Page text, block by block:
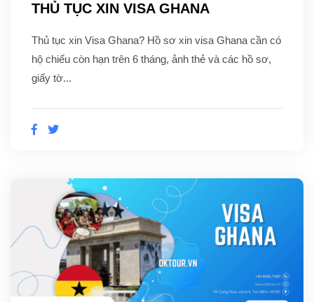
THỦ TỤC XIN VISA GHANA
Thủ tục xin Visa Ghana? Hồ sơ xin visa Ghana cần có
hộ chiếu còn hạn trên 6 tháng, ảnh thẻ và các hồ sơ,
giấy tờ...